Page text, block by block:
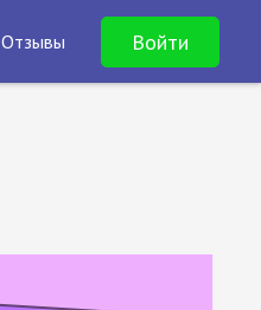
Отзывы Войти